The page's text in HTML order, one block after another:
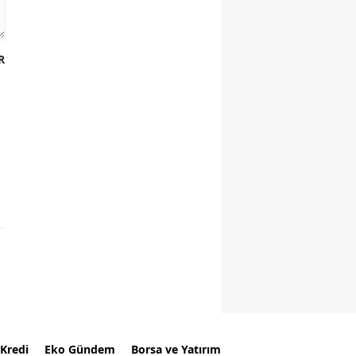
Kredi Eko Gündem Borsa ve Yatırım